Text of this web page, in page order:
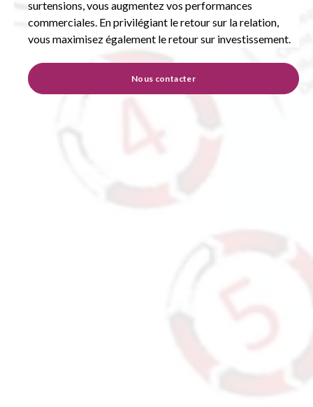
surtensions, vous augmentez vos performances
commerciales. En privilégiant le retour sur la relation,
vous maximisez également le retour sur investissement.
Nous contacter